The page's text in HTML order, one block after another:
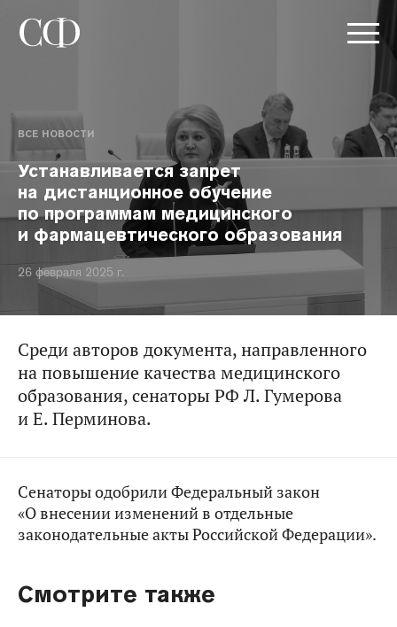
ВСЕ НОВОСТИ
Устанавливается запрет
на дистанционное обучение
по программам медицинского
и фармацевтического образования
26 февраля 2025 г.
Среди авторов документа, направленного
на повышение качества медицинского
образования, сенаторы РФ Л. Гумерова
и Е. Перминова.
Сенаторы одобрили Федеральный закон
«О внесении изменений в отдельные
законодательные акты Российской Федерации».
Смотрите также